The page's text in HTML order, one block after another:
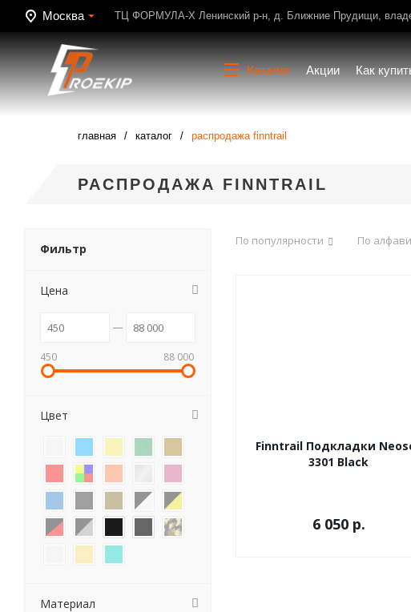
Москва ТЦ ФОРМУЛА-Х Ленинский р-н, д. Ближние Прудищи,
Каталог Акции Как
главная каталог распродажа finntrail
РАСПРОДАЖА FINNTRAIL
По популярности По
Finntrail Подкладки
3301 Black
6 050 р.
Фильтр
Цена
450 88 000
Цвет
Материал